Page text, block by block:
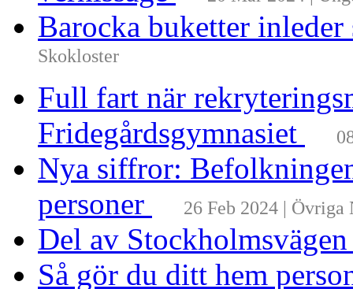
Barocka buketter
Skokloster
Full fart när
Fridegårdsgymnasiet
Nya siffror:
personer
26 Feb 2024 | Övriga
Del av
Så gör du ditt hem